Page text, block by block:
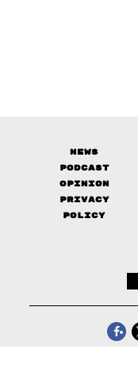
News
Podcast
Opinion
Privacy
Policy